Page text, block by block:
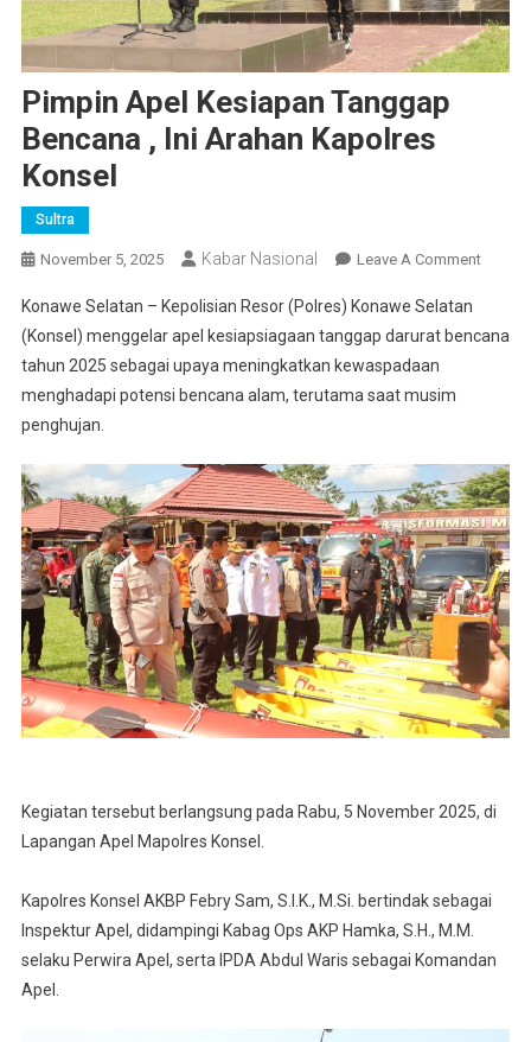
Pimpin Apel Kesiapan Tanggap
Bencana , Ini Arahan Kapolres
Konsel
Sultra
November 5, 2025 Kabar Nasional Leave A CommentOn
Arahan
Konsel
Konawe Selatan – Kepolisian Resor (Polres) Konawe Selatan
(Konsel) menggelar apel kesiapsiagaan tanggap darurat bencana
tahun 2025 sebagai upaya meningkatkan kewaspadaan
menghadapi potensi bencana alam, terutama saat musim
penghujan.
Kegiatan tersebut berlangsung pada Rabu, 5 November 2025, di
Lapangan Apel Mapolres Konsel.
Kapolres Konsel AKBP Febry Sam, S.I.K., M.Si. bertindak sebagai
Inspektur Apel, didampingi Kabag Ops AKP Hamka, S.H., M.M.
selaku Perwira Apel, serta IPDA Abdul Waris sebagai Komandan
Apel.